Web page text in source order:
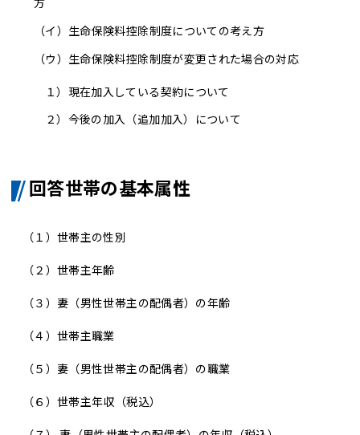
（イ） 生命保険料控除制度についての考え方
（ウ）生命保険料控除制度が変更された場合の対応
１） 現在加入している契約について
２） 今後の加入（追加加入）について
回答世帯の基本属性
（１）世帯主の性別
（２）世帯主年齢
（３） 妻（男性世帯主の配偶者）の年齢
（４）世帯主職業
（５） 妻（男性世帯主の配偶者）の職業
（６）世帯主年収（税込）